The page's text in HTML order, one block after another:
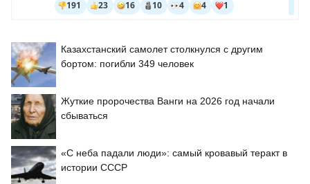
Казахстанский самолет столкнулся с другим
бортом: погибли 349 человек
Жуткие пророчества Ванги на 2026 год начали
сбываться
«С неба падали люди»: самый кровавый теракт в
истории СССР